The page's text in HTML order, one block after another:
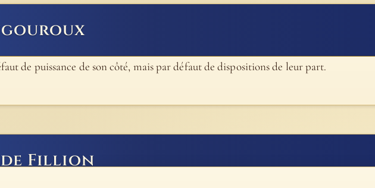
de puissance de son côté, mais par défaut de dispositions de leur part.
Fillion